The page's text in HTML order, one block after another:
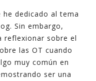
dedicado al tema
Sin embargo,
reflexionar sobre el
las OT cuando
muy común en
ser una